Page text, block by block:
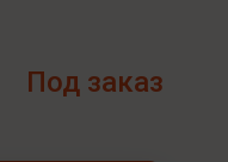
Под заказ